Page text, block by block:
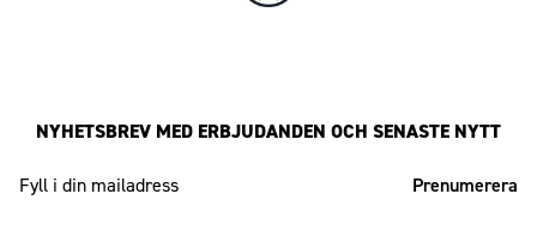
NYHETSBREV MED ERBJUDANDEN OCH SENASTE NYTT